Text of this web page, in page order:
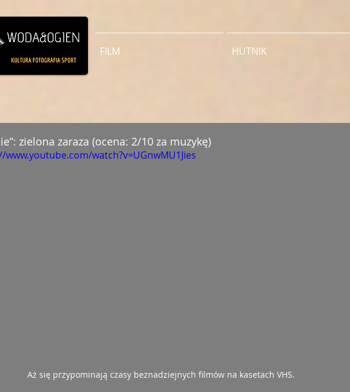
FILM HUTNIK
zielona zaraza (ocena: 2/10 za muzykę)
www.youtube.com/watch?v=UGnwMU1Jies
Aż się przypominają czasy beznadziejnych filmów na kasetach VHS.